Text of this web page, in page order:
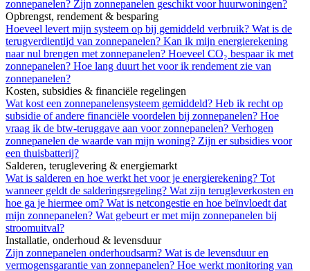
zonnepanelen? Zijn zonnepanelen geschikt voor huurwoningen?
Opbrengst, rendement & besparing
Hoeveel levert mijn systeem op bij gemiddeld verbruik? Wat is de
terugverdientijd van zonnepanelen? Kan ik mijn energierekening
naar nul brengen met zonnepanelen? Hoeveel CO₂ bespaar ik met
zonnepanelen? Hoe lang duurt het voor ik rendement zie van
zonnepanelen?
Kosten, subsidies & financiële regelingen
Wat kost een zonnepanelensysteem gemiddeld? Heb ik recht op
subsidie of andere financiële voordelen bij zonnepanelen? Hoe
vraag ik de btw-teruggave aan voor zonnepanelen? Verhogen
zonnepanelen de waarde van mijn woning? Zijn er subsidies voor
een thuisbatterij?
Salderen, teruglevering & energiemarkt
Wat is salderen en hoe werkt het voor je energierekening? Tot
wanneer geldt de salderingsregeling? Wat zijn terugleverkosten en
hoe ga je hiermee om? Wat is netcongestie en hoe beïnvloedt dat
mijn zonnepanelen? Wat gebeurt er met mijn zonnepanelen bij
stroomuitval?
Installatie, onderhoud & levensduur
Zijn zonnepanelen onderhoudsarm? Wat is de levensduur en
vermogensgarantie van zonnepanelen? Hoe werkt monitoring van